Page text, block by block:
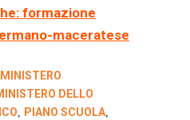
formazione
maceratese
MINISTERO
DELLO
PIANO SCUOLA